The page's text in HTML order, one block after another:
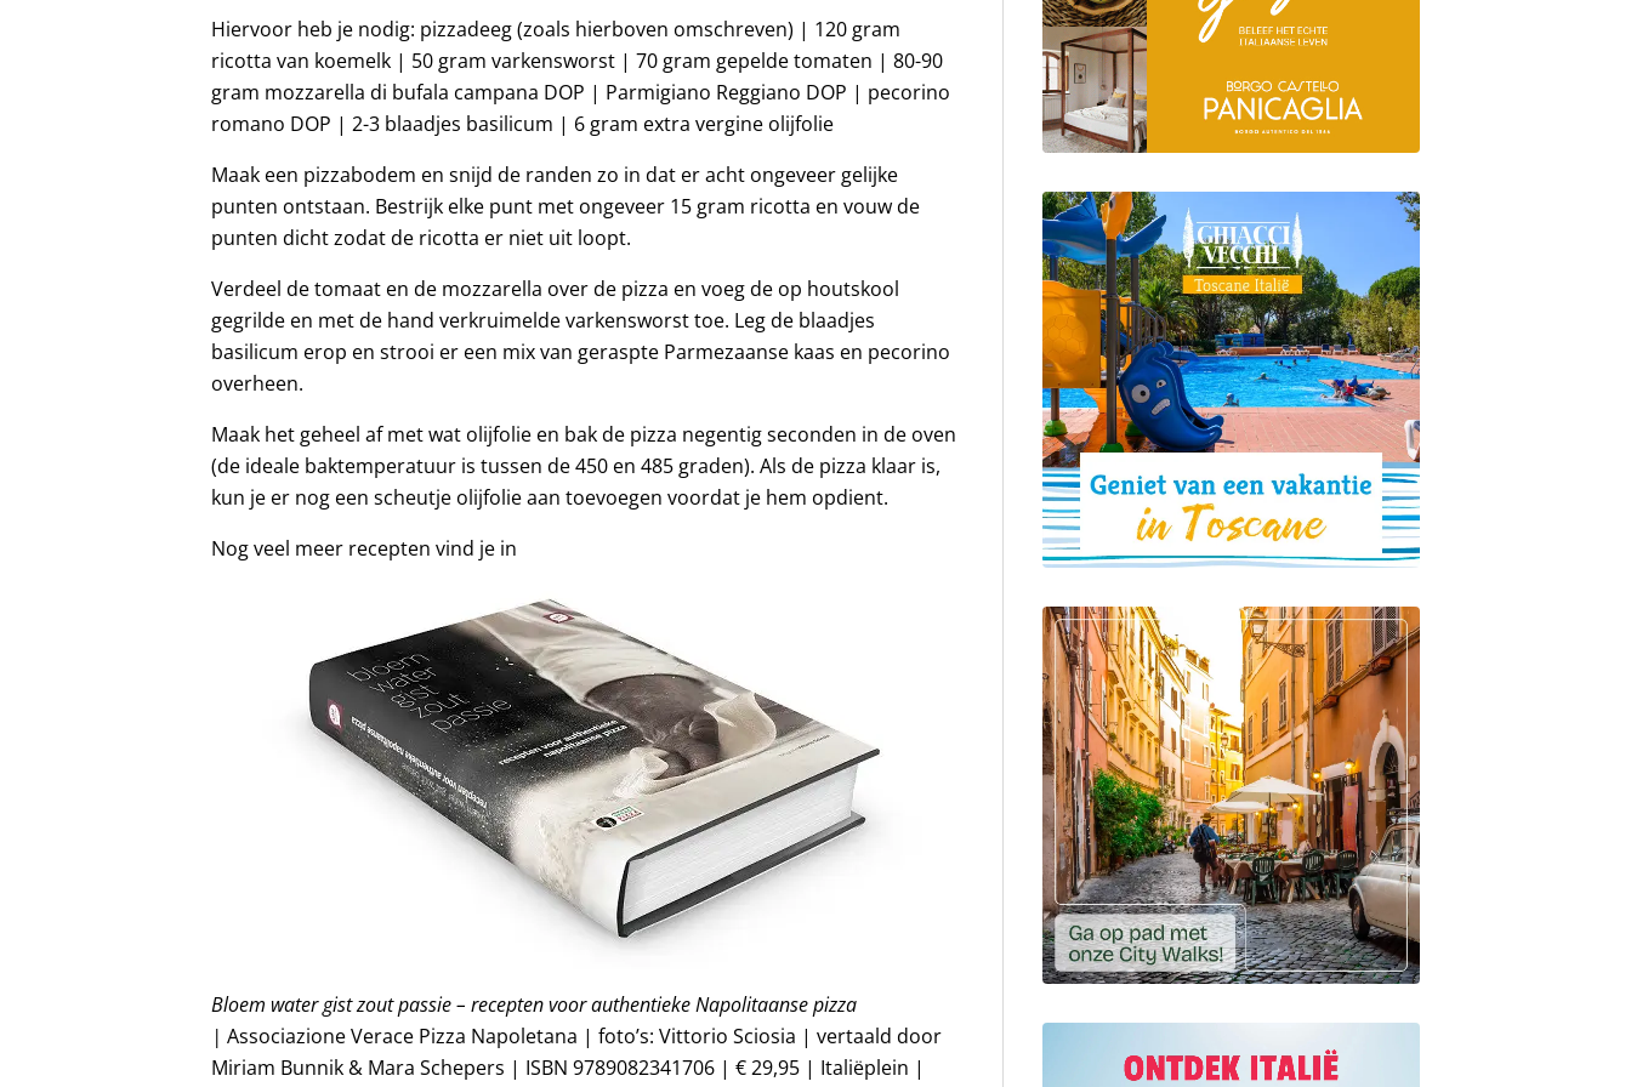
Hiervoor heb je nodig: pizzadeeg (zoals hierboven omschreven) | 120 gram
ricotta van koemelk | 50 gram varkensworst | 70 gram gepelde tomaten | 80-90
gram mozzarella di bufala campana DOP | Parmigiano Reggiano DOP | pecorino
romano DOP | 2-3 blaadjes basilicum | 6 gram extra vergine olijfolie
Maak een pizzabodem en snijd de randen zo in dat er acht ongeveer gelijke
punten ontstaan. Bestrijk elke punt met ongeveer 15 gram ricotta en vouw de
punten dicht zodat de ricotta er niet uit loopt.
Verdeel de tomaat en de mozzarella over de pizza en voeg de op houtskool
gegrilde en met de hand verkruimelde varkensworst toe. Leg de blaadjes
basilicum erop en strooi er een mix van geraspte Parmezaanse kaas en pecorino
overheen.
Maak het geheel af met wat olijfolie en bak de pizza negentig seconden in de oven
(de ideale baktemperatuur is tussen de 450 en 485 graden). Als de pizza klaar is,
kun je er nog een scheutje olijfolie aan toevoegen voordat je hem opdient.
Nog veel meer recepten vind je in
Bloem water gist zout passie – recepten voor authentieke Napolitaanse pizza
|Associazione Verace Pizza Napoletana | foto’s: Vittorio Sciosia | vertaald door
Miriam Bunnik & Mara Schepers | ISBN 9789082341706 | € 29,95 | Italiëplein |